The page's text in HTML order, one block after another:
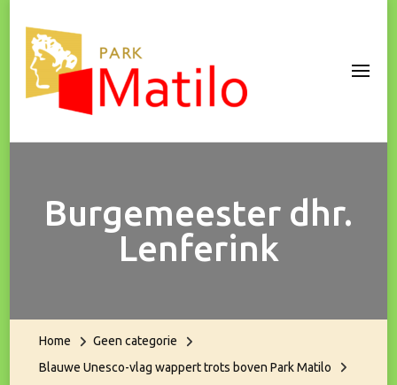
Park Matilo
Burgemeester dhr.
Lenferink
Home
Geen categorie
Blauwe Unesco-vlag wappert trots boven Park Matilo